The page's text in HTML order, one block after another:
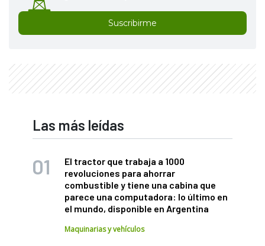
Suscribirme
Las más leídas
El tractor que trabaja a 1000
revoluciones para ahorrar
combustible y tiene una cabina que
parece una computadora: lo último en
el mundo, disponible en Argentina
Maquinarias y vehículos